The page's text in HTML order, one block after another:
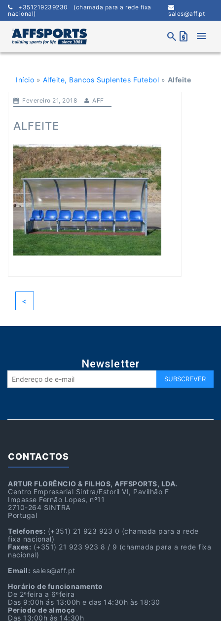
Skip
content
+351219239230 (chamada para a rede fixa
nacional)
sales@aff.pt
search request_quote menu
Início » Alfeite, Bancos Suplentes Futebol » Alfeite
Fevereiro 21, 2018 AFF
ALFEITE
<
Newsletter
CONTACTOS
ARTUR FLORÊNCIO & FILHOS, AFFSPORTS, LDA.
Centro Empresarial Sintra/Estoril VI, Pavilhão F
Impasse Fernão Lopes, nº11
2710-264 SINTRA
Portugal
Telefones: (+351) 21 923 923 0 (chamada para a rede
fixa nacional)
Faxes: (+351) 21 923 923 8 / 9 (chamada para a rede fixa
nacional)
Email: sales@aff.pt
Horário de funcionamento
De 2ªfeira a 6ªfeira
Das 9:00h ás 13:00h e das 14:30h às 18:30
Periodo de almoço
Das 13:00h às 14:30h